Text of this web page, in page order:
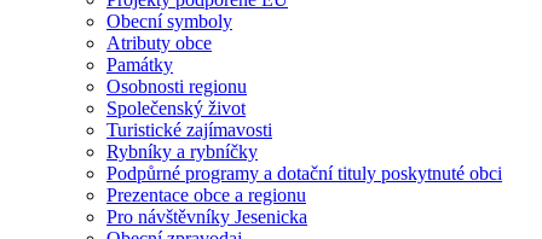
Obecní symboly
Atributy obce
Památky
Osobnosti regionu
Společenský život
Turistické zajímavosti
Rybníky a rybníčky
Podpůrné programy a dotační tituly poskytnuté obci
Prezentace obce a regionu
Pro návštěvníky Jesenicka